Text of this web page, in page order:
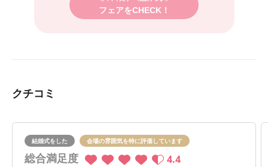
フェアをCHECK！
クチコミ
結婚式をした 会場の雰囲気を特に評価しています
総合満足度 4.4